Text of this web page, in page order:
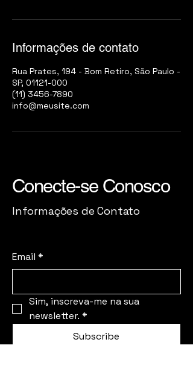
Informações de contato
Rua Prates, 194 - Bom Retiro, São Paulo -
SP, 01121-000
(11) 3456-7890
info@meusite.com
Conecte-se Conosco
Informações de Contato
Email *
Sim, inscreva-me na sua
newsletter. *
Subscribe